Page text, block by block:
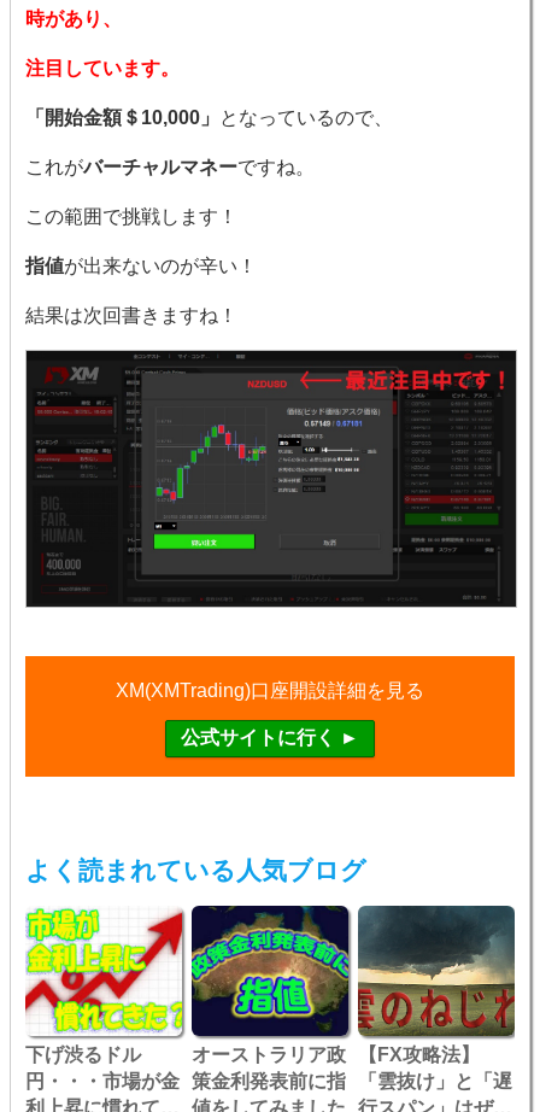
時があり、
注目しています。
「開始金額＄10,000」 となっているので、
これがバーチャルマネーですね。
この範囲で挑戦します！
指値が出来ないのが辛い！
結果は次回書きますね！
XM(XMTrading)口座開設詳細を見る
よく読まれている人気ブログ
下げ渋るドル
円・・・市場が金
オーストラリア政
策金利発表前に指
【FX攻略法】
「雲抜け」と「遅